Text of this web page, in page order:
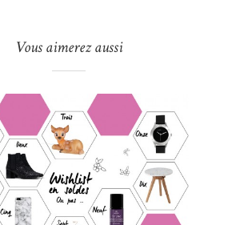
Vous aimerez aussi